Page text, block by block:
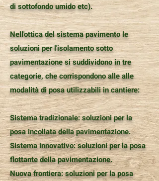
di sottofondo umido etc).
Nell'ottica del sistema pavimento le
soluzioni per l'isolamento sotto
pavimentazione si suddividono in tre
categorie, che corrispondono alle alle
modalità di posa utilizzabili in cantiere:
Sistema tradizionale: soluzioni per la
posa incollata della pavimentazione.
Sistema innovativo: soluzioni per la posa
flottante della pavimentazione.
Nuova frontiera: soluzioni per la posa